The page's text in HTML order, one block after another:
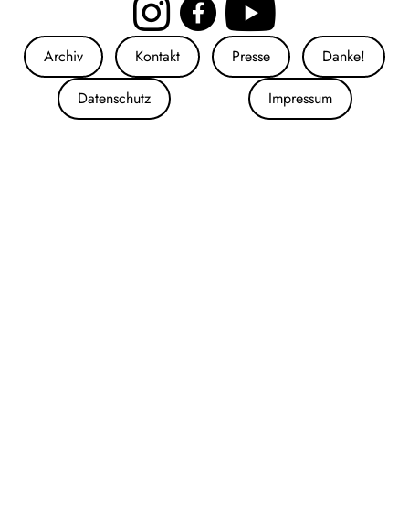
Archiv Kontakt Presse
Danke!
Datenschutz
Impressum